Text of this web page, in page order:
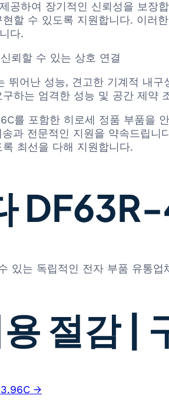
공하여 장기적인 신뢰성을 보장
할 수 있도록 지원합니다. 이러
다.
뢰할 수 있는 상호 연결
뛰어난 성능, 견고한 기계적 내
하는 엄격한 성능 및 공간 제약
를 포함한 히로세 정품 부품을
과 전문적인 지원을 약속드립
최선을 다해 지원합니다.
있는 독립적인 전자 부품 유통
절감 |
→